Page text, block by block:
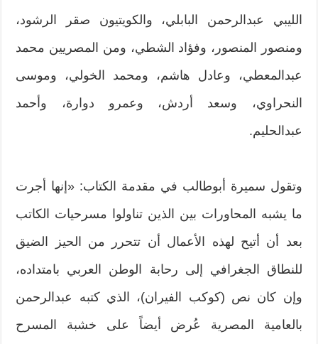
الليبي عبدالرحمن البابلي، والكويتيون صقر الرشود،
ومنصور المنصور، وفؤاد الشطي، ومن المصريين محمد
عبدالمعطي، وعادل هاشم، ومحمد الخولي، وموسى
النحراوي، وسعد أردش، وعمرو دوارة، وأحمد
عبدالحليم.
وتقول سميرة أبوطالب في مقدمة الكتاب: «إنها أجرت
ما يشبه المحاورات بين الذين تناولوا مسرحيات الكاتب
بعد أن أتيح لهذه الأعمال أن تتحرر من الحيز الضيق
للنطاق الجغرافي إلى رحابة الوطن العربي بامتداده،
وإن كان نص (كوكب الفيران)، الذي كتبه عبدالرحمن
بالعامية المصرية عُرض أيضاً على خشبة المسرح